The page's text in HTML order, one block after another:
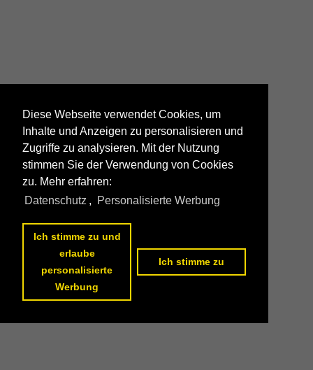
Diese Webseite verwendet Cookies, um
Inhalte und Anzeigen zu personalisieren und
Zugriffe zu analysieren. Mit der Nutzung
stimmen Sie der Verwendung von Cookies
zu. Mehr erfahren:
Datenschutz , Personalisierte Werbung
Ich stimme zu und
erlaube
personalisierte
Werbung
Ich stimme zu